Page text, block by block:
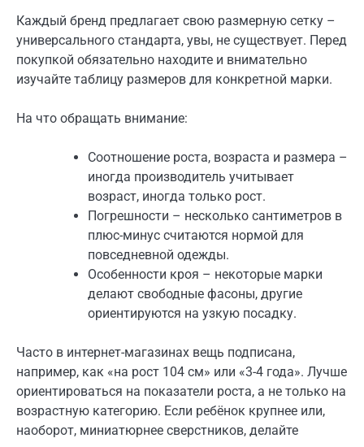
Каждый бренд предлагает свою размерную сетку –
универсального стандарта, увы, не существует. Перед
покупкой обязательно находите и внимательно
изучайте таблицу размеров для конкретной марки.
На что обращать внимание:
Соотношение роста, возраста и размера –
иногда производитель учитывает
возраст, иногда только рост.
Погрешности – несколько сантиметров в
плюс-минус считаются нормой для
повседневной одежды.
Особенности кроя – некоторые марки
делают свободные фасоны, другие
ориентируются на узкую посадку.
Часто в интернет-магазинах вещь подписана,
например, как «на рост 104 см» или «3-4 года». Лучше
ориентироваться на показатели роста, а не только на
возрастную категорию. Если ребёнок крупнее или,
наоборот, миниатюрнее сверстников, делайте